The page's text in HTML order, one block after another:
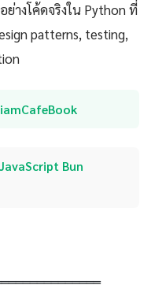
างโค้ดจริงใน Python ที่
patterns, testing,
Bun